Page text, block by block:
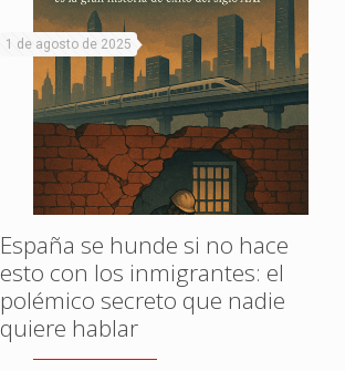
1 de agosto de 2025
España se hunde si no hace
esto con los inmigrantes: el
polémico secreto que nadie
quiere hablar